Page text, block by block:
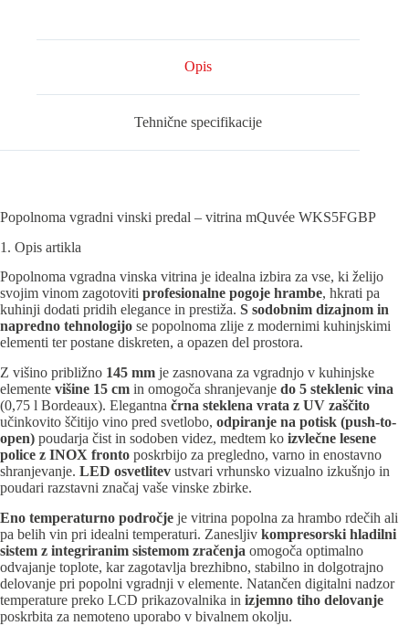
Opis
Tehnične specifikacije
Popolnoma vgradni vinski predal – vitrina mQuvée WKS5FGBP
1. Opis artikla
Popolnoma vgradna vinska vitrina je idealna izbira za vse, ki želijo
svojim vinom zagotoviti profesionalne pogoje hrambe, hkrati pa
kuhinji dodati pridih elegance in prestiža. S sodobnim dizajnom in
napredno tehnologijo se popolnoma zlije z modernimi kuhinjskimi
elementi ter postane diskreten, a opazen del prostora.
Z višino približno 145 mm je zasnovana za vgradnjo v kuhinjske
elemente višine 15 cm in omogoča shranjevanje do 5 steklenic vina
(0,75 l Bordeaux). Elegantna črna steklena vrata z UV zaščito
učinkovito ščitijo vino pred svetlobo, odpiranje na potisk (push-to-
open) poudarja čist in sodoben videz, medtem ko izvlečne lesene
police z INOX fronto poskrbijo za pregledno, varno in enostavno
shranjevanje. LED osvetlitev ustvari vrhunsko vizualno izkušnjo in
poudari razstavni značaj vaše vinske zbirke.
Eno temperaturno področje je vitrina popolna za hrambo rdečih ali
pa belih vin pri idealni temperaturi. Zanesljiv kompresorski hladilni
sistem z integriranim sistemom zračenja omogoča optimalno
odvajanje toplote, kar zagotavlja brezhibno, stabilno in dolgotrajno
delovanje pri popolni vgradnji v elemente. Natančen digitalni nadzor
temperature preko LCD prikazovalnika in izjemno tiho delovanje
poskrbita za nemoteno uporabo v bivalnem okolju.